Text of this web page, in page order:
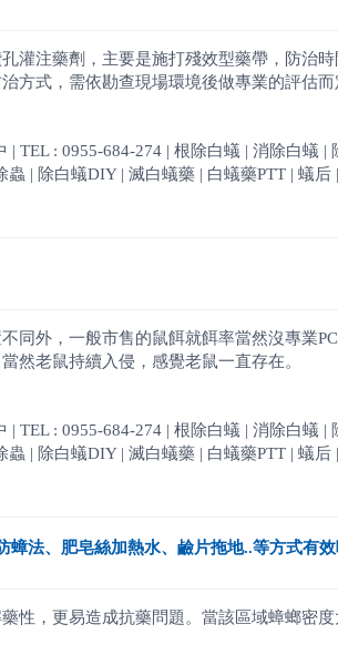
灌注藥劑，主要是施打殘效型藥帶，防治
方式，需依勘查現場環境後做專業的評估而
TEL : 0955-684-274 | 根除白蟻 | 消除白蟻
| 除白蟻DIY | 滅白蟻藥 | 白蟻藥PTT | 蟻
同外，一般市售的鼠餌就餌率當然沒專業
然老鼠持續入侵，感覺老鼠一直存在。
TEL : 0955-684-274 | 根除白蟻 | 消除白蟻
| 除白蟻DIY | 滅白蟻藥 | 白蟻藥PTT | 蟻
法、肥皂絲加熱水、鹼片拖地..等方式有效
性，更易造成抗藥問題。當該區域蟑螂密